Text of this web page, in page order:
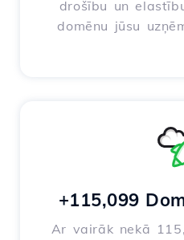
drošību un
domēnu jūsu
+115,099
Ar vairāk nekā